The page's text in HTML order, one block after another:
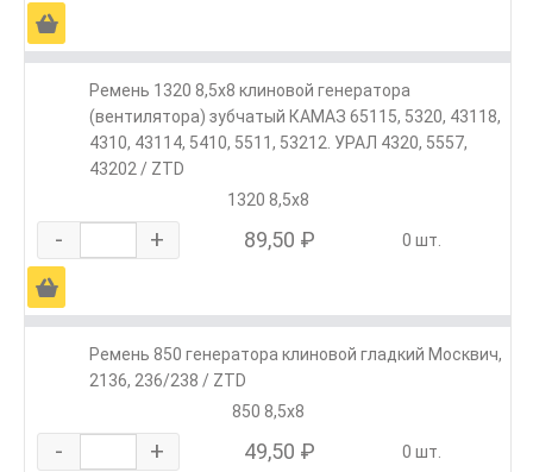
Ä
Ремень 1320 8,5х8 клиновой генератора
(вентилятора) зубчатый КАМАЗ 65115, 5320, 43118,
4310, 43114, 5410, 5511, 53212. УРАЛ 4320, 5557,
43202 / ZTD
1320 8,5х8
- + 89,50 ₽ 0 шт.
Ä
Ремень 850 генератора клиновой гладкий Москвич,
2136, 236/238 / ZTD
850 8,5х8
- + 49,50 ₽ 0 шт.